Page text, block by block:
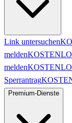
Link untersuchen
melden
melden
Sperrantrag
Premium-Dienste